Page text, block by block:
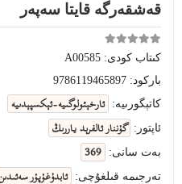
قەشقەرگە قايتا سەپەر
كىتاب كودى: A00585
باركود: 9786119465897
كاتېگورىيە:
ئارخېئولوگىيە-ئېكسپېدىيە
ئاپتور: گۇننار ئالفرېد ياررىڭ
بەت سانى: 369
تەرجىمە قىلغۇچى: ئابدۇغۇپۇر